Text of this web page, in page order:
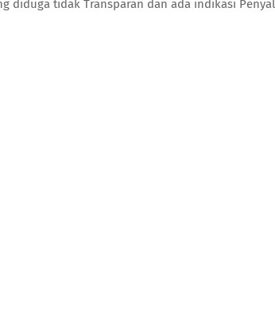
diduga tidak Transparan dan ada indikasi